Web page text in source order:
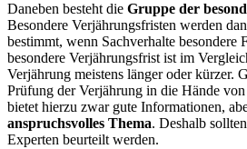
Daneben besteht die Gruppe der
Besondere Verjährungsfristen werden
bestimmt, wenn Sachverhalte besondere
besondere Verjährungsfrist ist im
Verjährung meistens länger oder kürzer.
Prüfung der Verjährung in die Hände
bietet hierzu zwar gute Informationen,
anspruchsvolles Thema. Deshalb
Experten beurteilt werden.